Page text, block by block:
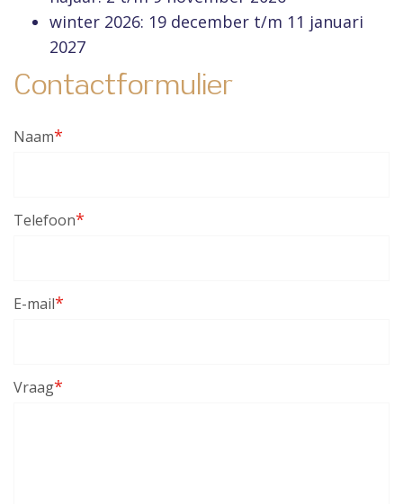
winter 2026: 19 december t/m 11 januari
2027
Contactformulier
Naam*
Telefoon*
E-mail*
Vraag*